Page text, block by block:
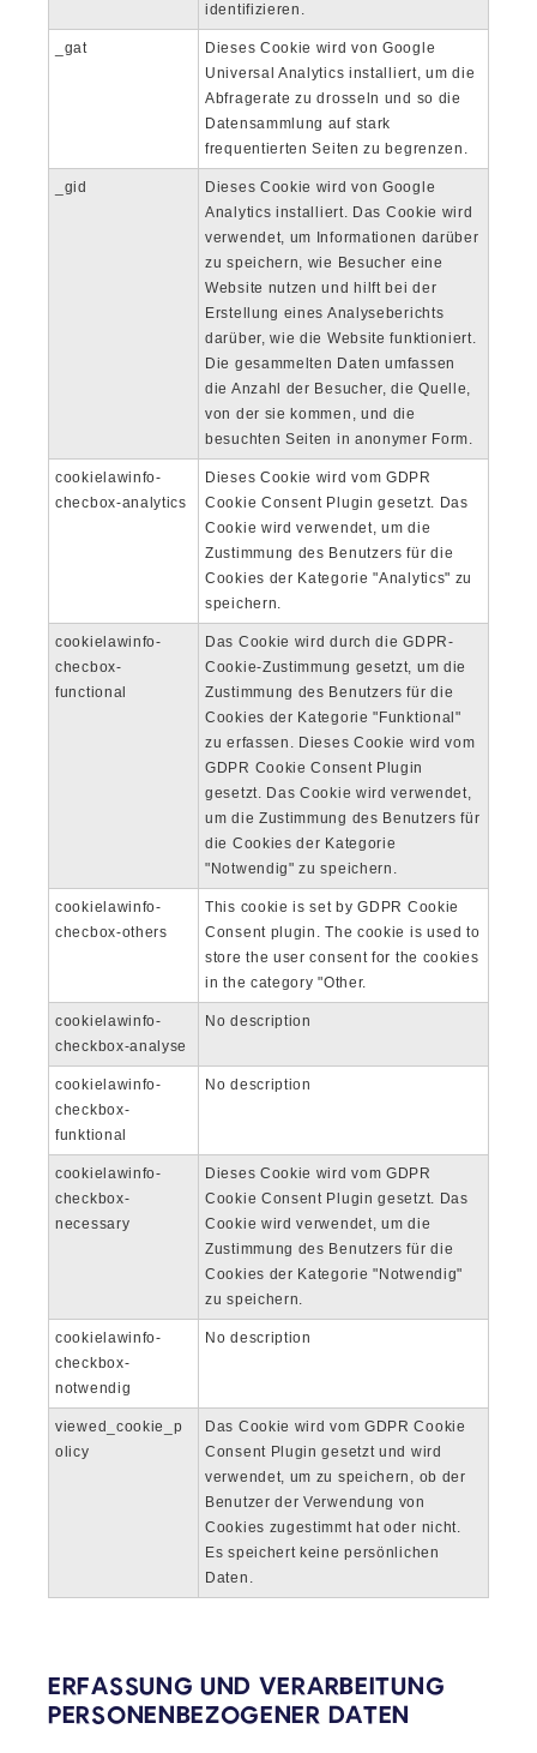
identifizieren.
_gat
Dieses Cookie wird von Google
Universal Analytics installiert, um die
Abfragerate zu drosseln und so die
Datensammlung auf stark
frequentierten Seiten zu begrenzen.
_gid
Dieses Cookie wird von Google
Analytics installiert. Das Cookie wird
verwendet, um Informationen darüber
zu speichern, wie Besucher eine
Website nutzen und hilft bei der
Erstellung eines Analyseberichts
darüber, wie die Website funktioniert.
Die gesammelten Daten umfassen
die Anzahl der Besucher, die Quelle,
von der sie kommen, und die
besuchten Seiten in anonymer Form.
cookielawinfo-
checbox-analytics
Dieses Cookie wird vom GDPR
Cookie Consent Plugin gesetzt. Das
Cookie wird verwendet, um die
Zustimmung des Benutzers für die
Cookies der Kategorie "Analytics" zu
speichern.
cookielawinfo-
checbox-
functional
Das Cookie wird durch die GDPR-
Cookie-Zustimmung gesetzt, um die
Zustimmung des Benutzers für die
Cookies der Kategorie "Funktional"
zu erfassen. Dieses Cookie wird vom
GDPR Cookie Consent Plugin
gesetzt. Das Cookie wird verwendet,
um die Zustimmung des Benutzers für
die Cookies der Kategorie
"Notwendig" zu speichern.
cookielawinfo-
checbox-others
This cookie is set by GDPR Cookie
Consent plugin. The cookie is used to
store the user consent for the cookies
in the category "Other.
cookielawinfo-
checkbox-analyse
No description
cookielawinfo-
checkbox-
funktional
No description
cookielawinfo-
checkbox-
necessary
Dieses Cookie wird vom GDPR
Cookie Consent Plugin gesetzt. Das
Cookie wird verwendet, um die
Zustimmung des Benutzers für die
Cookies der Kategorie "Notwendig"
zu speichern.
cookielawinfo-
checkbox-
notwendig
No description
viewed_cookie_p
olicy
Das Cookie wird vom GDPR Cookie
Consent Plugin gesetzt und wird
verwendet, um zu speichern, ob der
Benutzer der Verwendung von
Cookies zugestimmt hat oder nicht.
Es speichert keine persönlichen
Daten.
ERFASSUNG UND VERARBEITUNG
PERSONENBEZOGENER DATEN